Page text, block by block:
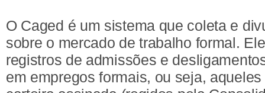
O Caged é um sistema que coleta e
sobre o mercado de trabalho formal.
registros de admissões e
em empregos formais, ou seja,